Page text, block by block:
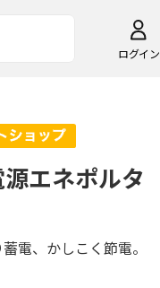
ログイン
源エネポルタ
電、かしこく節電。